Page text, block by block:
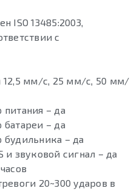
ISO 13485:2003,
с
12,5 мм/с, 25 мм/с, 50 ​​мм/
питания – да
батареи – да
будильника – да
и звуковой сигнал – да
20~300 ударов в